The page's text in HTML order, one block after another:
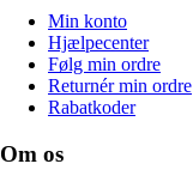
Min konto
Hjælpecenter
Følg min ordre
Returnér min ordre
Rabatkoder
Om os